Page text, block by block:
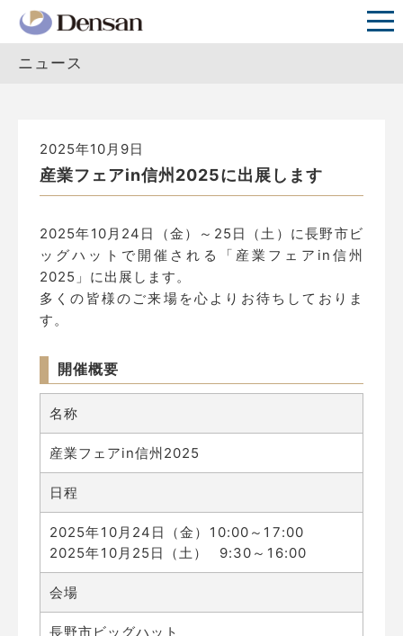
ニュース
2025年10月9日
産業フェアin信州2025に出展します
2025年10月24日（金）～25日（土）に長野市ビ
ッグハットで開催される「産業フェアin信州
2025」に出展します。
多くの皆様のご来場を心よりお待ちしておりま
す。
開催概要
名称
産業フェアin信州2025
日程
2025年10月24日（金） 10:00～ 17:00
2025年10月25日（土） 9:30～ 16:00
会場
長野市ビッグハット